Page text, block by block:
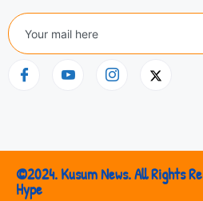
©2024. Kusum News. All Rights
Hype